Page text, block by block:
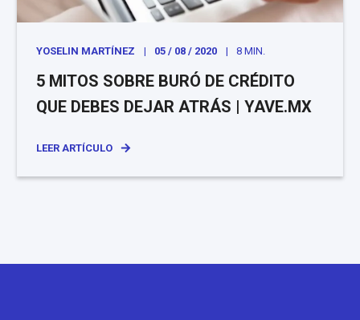
YOSELIN MARTÍNEZ 05 / 08 / 2020 8 MIN.
5 MITOS SOBRE BURÓ DE CRÉDITO
QUE DEBES DEJAR ATRÁS | YAVE.MX
LEER ARTÍCULO